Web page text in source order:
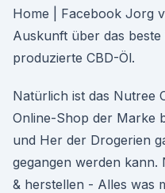
Home | Facebook Jorg
Auskunft über das
produzierte CBD-Öl.
Natürlich ist das Nutree
Online-Shop der Marke
und Her der Drogerien
gegangen werden kann.
& herstellen - Alles was